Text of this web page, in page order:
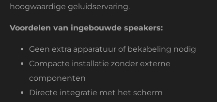
hoogwaardige geluidservaring.
Voordelen van ingebouwde speakers:
Geen extra apparatuur of bekabeling nodig
Compacte installatie zonder externe
componenten
Directe integratie met het scherm